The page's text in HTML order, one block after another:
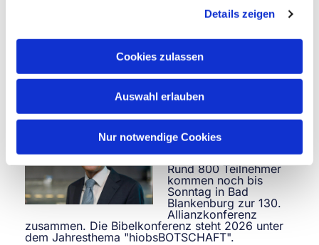
Details zeigen
Cookies zulassen
Auswahl erlauben
Nur notwendige Cookies
bundesweit die ersten
Das sei eine
Bethel-Chef Haase mit
Blick auf eine mögliche Rückkehr des Dienstes.
Allianzkonferenz
mehr Demut im
Glauben
Rund 800 Teilnehmer
kommen noch bis
Sonntag in Bad
Blankenburg zur 130.
Allianzkonferenz
zusammen. Die Bibelkonferenz steht 2026 unter
dem Jahresthema "hiobsBOTSCHAFT".